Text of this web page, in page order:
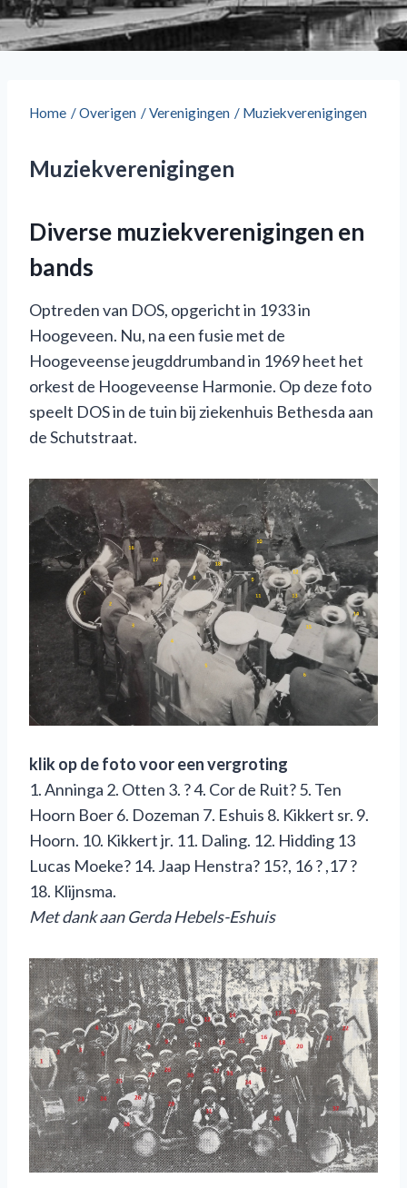
Home /Overigen /Verenigingen / Muziekverenigingen
Muziekverenigingen
Diverse muziekverenigingen en
bands
Optreden van DOS, opgericht in 1933 in
Hoogeveen. Nu, na een fusie met de
Hoogeveense jeugddrumband in 1969 heet het
orkest de Hoogeveense Harmonie. Op deze foto
speelt DOS in de tuin bij ziekenhuis Bethesda aan
de Schutstraat.
klik op de foto voor een vergroting
1. Anninga 2. Otten 3. ? 4. Cor de Ruit? 5. Ten
Hoorn Boer 6. Dozeman 7. Eshuis 8. Kikkert sr. 9.
Hoorn. 10. Kikkert jr. 11. Daling. 12. Hidding 13
Lucas Moeke? 14. Jaap Henstra? 15?, 16 ? ,17 ?
18. Klijnsma.
Met dank aan Gerda Hebels-Eshuis